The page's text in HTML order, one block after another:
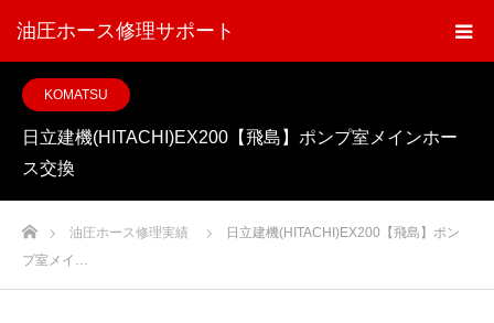
油圧ホース修理サポート
KOMATSU
日立建機(HITACHI)EX200【飛島】ポンプ室メインホー
ス交換
ホーム油圧ホース修理実績
日立建機(HITACHI)EX200【飛島】ポン
プ室メイ…